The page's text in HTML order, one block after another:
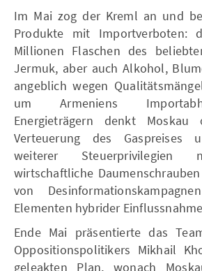
Im Mai zog der Kreml an und
Produkte mit Importverboten:
Millionen Flaschen des
Jermuk, aber auch Alkohol,
angeblich wegen
um Armeniens
Energieträgern denkt
Verteuerung des Gaspreises
weiterer Steuerprivilegien
wirtschaftliche
von
Elementen hybrider
Ende Mai präsentierte das
Oppositionspolitikers Mikhail
geleakten Plan, wonach